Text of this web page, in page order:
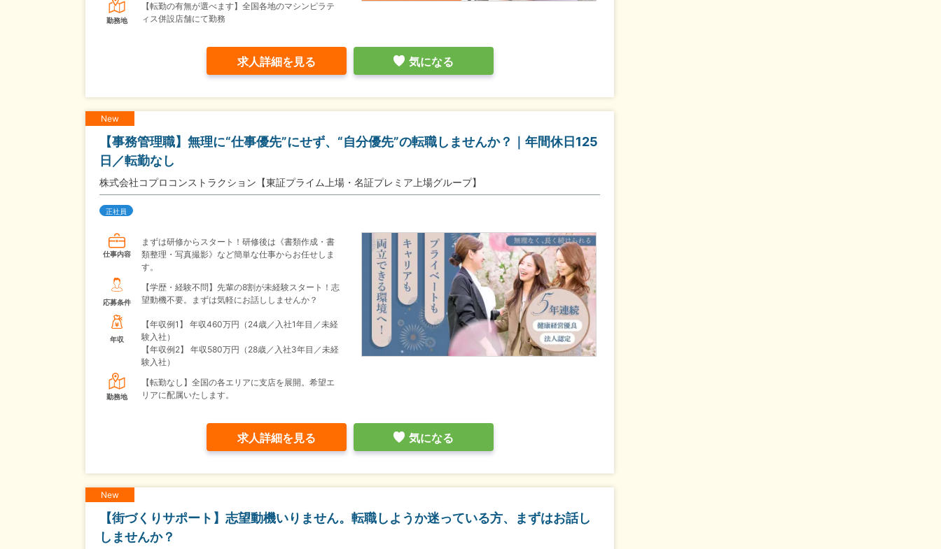
勤務地
【転勤の有無が選べます】全国各地のマシンピラテ
ィス併設店舗にて勤務
求人詳細を見る 気になる
New
【事務管理職】無理に“仕事優先”にせず、“自分優先”の転職しませんか？｜年間休日125
日／転勤なし
株式会社コプロコンストラクション【東証プライム上場・名証プレミア上場グループ】
正社員
仕事内容
まずは研修からスタート！研修後は《書類作成・書
類整理・写真撮影》など簡単な仕事からお任せしま
す。
応募条件
【学歴・経験不問】先輩の8割が未経験スタート！志
望動機不要。まずは気軽にお話ししませんか？
年収
【年収例1】
年収460万円（24歳／入社1年目／未経
験入社）
【年収例2】
年収580万円（28歳／入社3年目／未経
験入社）
勤務地
【転勤なし】全国の各エリアに支店を展開。希望エ
リアに配属いたします。
求人詳細を見る 気になる
New
【街づくりサポート】志望動機いりません。転職しようか迷っている方、まずはお話し
しませんか？